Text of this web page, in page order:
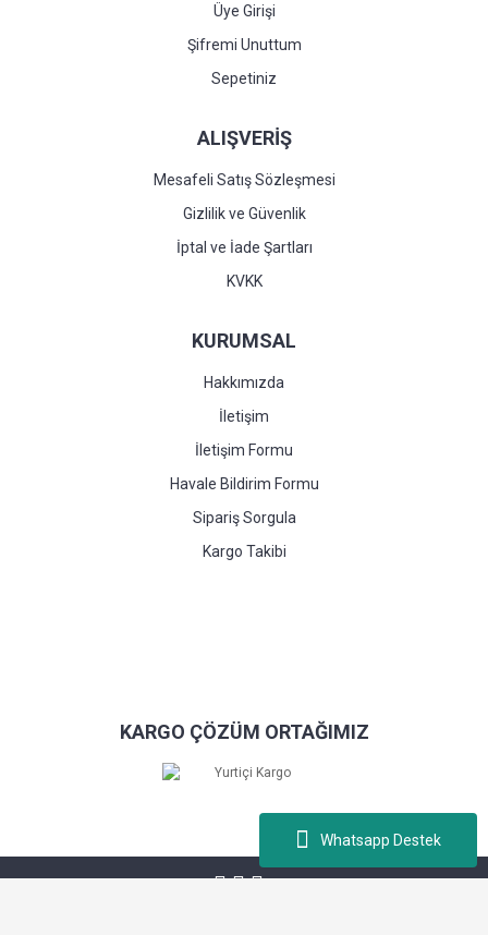
Whatsapp Destek
Üye Girişi
Şifremi Unuttum
Sepetiniz
ALIŞVERİŞ
Mesafeli Satış Sözleşmesi
Gizlilik ve Güvenlik
İptal ve İade Şartları
KVKK
KURUMSAL
Hakkımızda
İletişim
İletişim Formu
Havale Bildirim Formu
Sipariş Sorgula
Kargo Takibi
KARGO ÇÖZÜM ORTAĞIMIZ